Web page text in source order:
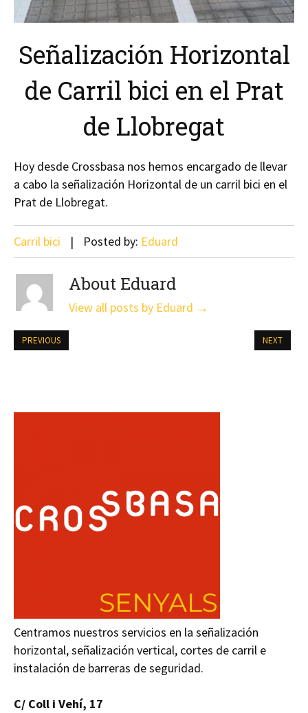
Señalización Horizontal
de Carril bici en el Prat
de Llobregat
Hoy desde Crossbasa nos hemos encargado de llevar
a cabo la señalización Horizontal de un carril bici en el
Prat de Llobregat.
Carril bici Posted by: Eduard
About Eduard
View all posts by Eduard →
PREVIOUS NEXT
Centramos nuestros servicios en la señalización
horizontal, señalización vertical, cortes de carril e
instalación de barreras de seguridad.
C/ Coll i Vehí, 17